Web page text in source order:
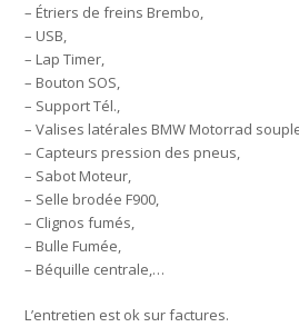
– Étriers de freins Brembo,
– USB,
– Lap Timer,
– Bouton SOS,
– Support Tél.,
– Valises latérales BMW Motorrad
– Capteurs pression des pneus,
– Sabot Moteur,
– Selle brodée F900,
– Clignos fumés,
– Bulle Fumée,
– Béquille centrale,…
L’entretien est ok sur factures.